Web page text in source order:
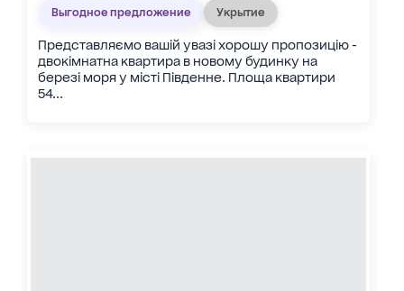
Выгодное предложение Укрытие
Представляємо вашій увазі хорошу пропозицію -
двокімнатна квартира в новому будинку на
березі моря у місті Південне. Площа квартири
54...